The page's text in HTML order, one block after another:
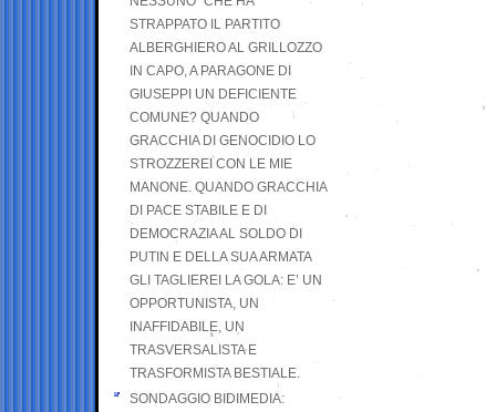
STRAPPATO IL PARTITO
ALBERGHIERO AL GRILLOZZO
IN CAPO, A PARAGONE DI
GIUSEPPI UN DEFICIENTE
COMUNE? QUANDO
GRACCHIA DI GENOCIDIO LO
STROZZEREI CON LE MIE
MANONE. QUANDO GRACCHIA
DI PACE STABILE E DI
DEMOCRAZIA AL SOLDO DI
PUTIN E DELLA SUA ARMATA
GLI TAGLIEREI LA GOLA: E’ UN
OPPORTUNISTA, UN
INAFFIDABILE, UN
TRASVERSALISTA E
TRASFORMISTA BESTIALE.
SONDAGGIO BIDIMEDIA: